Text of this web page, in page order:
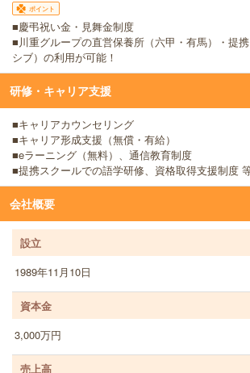
ポイント
■慶弔祝い金・見舞金制度
■川重グループの直営保養所（六甲・有馬）・提
シブ）の利用が可能！
研修・キャリア支援
■キャリアカウンセリング
■キャリア形成支援（無償・有給）
■eラーニング（無料）、通信教育制度
■提携スクールでの語学研修、資格取得支援制度
会社概要
設立
1989年11月10日
資本金
3,000万円
売上高